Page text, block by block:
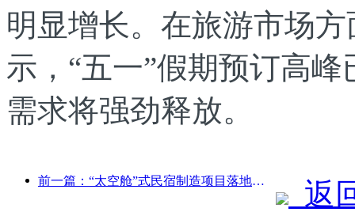
明显增长。在旅游市场
示，“五一”假期预订高
需求将强劲释放。
前一篇：“太空舱”式民宿制造项目落地贵阳
返